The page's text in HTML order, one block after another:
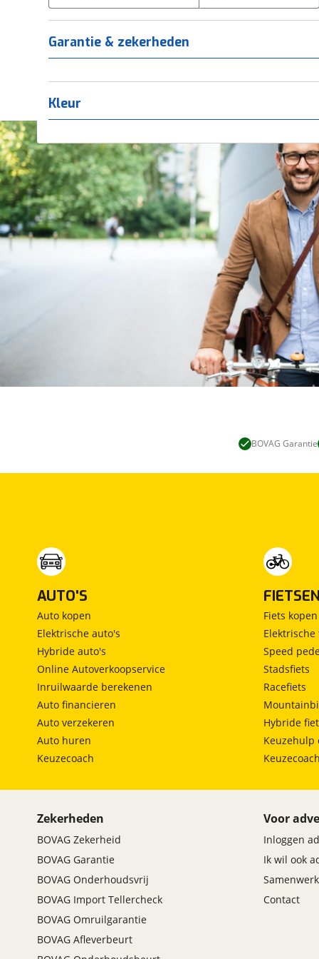
Tica
Garantie & zekerheden
Kleur
BOVAG Garantie
AUTO'S
Auto kopen
Elektrische auto's
Hybride auto's
Online Autoverkoopservice
Inruilwaarde berekenen
Auto financieren
Auto verzekeren
Auto huren
Keuzecoach
FIETSEN
Fiets kopen
Elektrische
Speed
Stadsfiets
Racefiets
Hybride
Keuzehulp
Keuzecoach
Zekerheden
BOVAG Zekerheid
BOVAG Garantie
BOVAG Onderhoudsvrij
BOVAG Import Tellercheck
BOVAG Omruilgarantie
BOVAG Afleverbeurt
Voor
Inloggen
Ik wil ook
Contact